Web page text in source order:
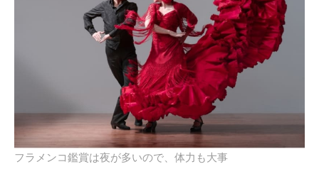
フラメンコ鑑賞は夜が多いので、体力も大事